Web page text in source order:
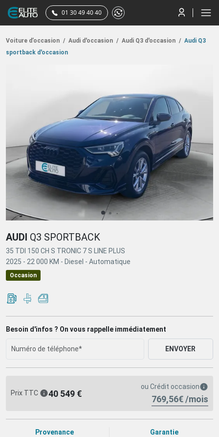
01 30 49 40 40
Voiture d’occasion / Audi d'occasion / Audi Q3 d'occasion / Audi Q3
sportback d'occasion
AUDI Q3 SPORTBACK
35 TDI 150 CH S TRONIC 7 S LINE PLUS
2025 - 22 000 KM - Diesel - Automatique
Occasion
Besoin d'infos ? On vous rappelle immédiatement
ENVOYER
Prix TTC 40 549 €
ou Crédit occasion
769,56€ /mois
Provenance
Garantie